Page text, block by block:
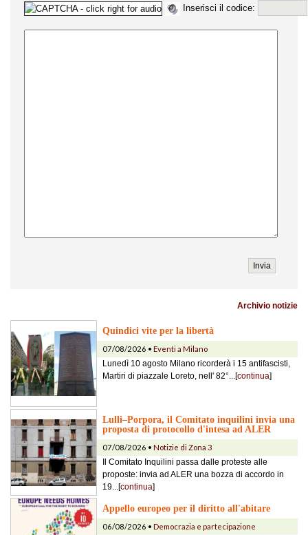
Inserisci il codice:
Archivio notizie
Quindici vite per la libertà
07/08/2026 • Eventi a Milano
Lunedì 10 agosto Milano ricorderà i 15 antifascisti,
Martiri di piazzale Loreto, nell' 82°...[continua]
Lulli–Porpora, il Comitato inquilini invia una
proposta di protocollo d'intesa ad ALER
07/08/2026 • Notizie di Zona 3
Il Comitato Inquilini passa dalle proteste alle
proposte: invia ad ALER una bozza di accordo in
19...[continua]
Appello europeo per il diritto all'abitare
06/08/2026 • Democrazia e partecipazione